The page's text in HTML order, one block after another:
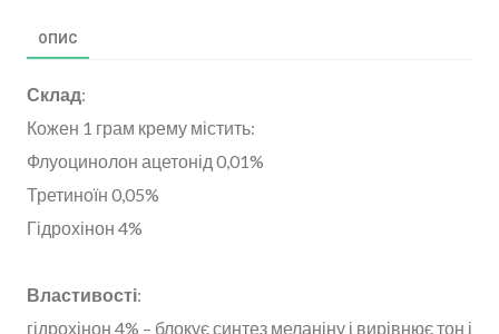
ОПИС
Склад:
Кожен 1 грам крему містить:
Флуоцинолон ацетонід 0,01%
Третиноїн 0,05%
Гідрохінон 4%
Властивості:
гідрохінон 4% – блокує синтез меланіну і вирівнює тон і